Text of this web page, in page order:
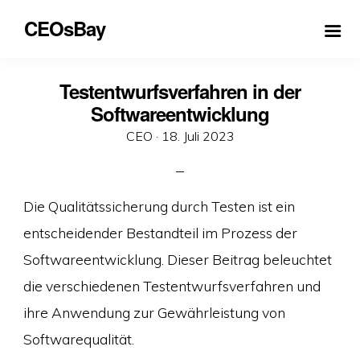
CEOsBay
Testentwurfsverfahren in der
Softwareentwicklung
CEO · Veröffentlicht
18. Juli 2023
Die Qualitätssicherung durch Testen ist ein
entscheidender Bestandteil im Prozess der
Softwareentwicklung. Dieser Beitrag beleuchtet
die verschiedenen Testentwurfsverfahren und
ihre Anwendung zur Gewährleistung von
Softwarequalität.